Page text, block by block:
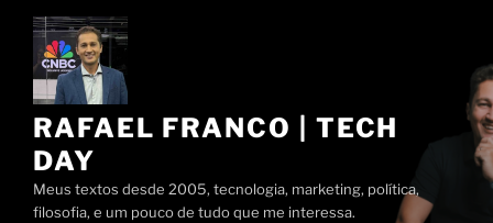
Pular
conteúdo
RAFAEL FRANCO | TECH
DAY
Meus textos desde 2005, tecnologia, marketing, política,
filosofia, e um pouco de tudo que me interessa.